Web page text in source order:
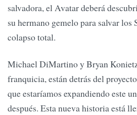
salvadora, el Avatar deberá
su hermano gemelo para salvar los
colapso total.
Michael DiMartino y Bryan
franquicia, están detrás del
que estaríamos expandiendo este
después. Esta nueva historia está